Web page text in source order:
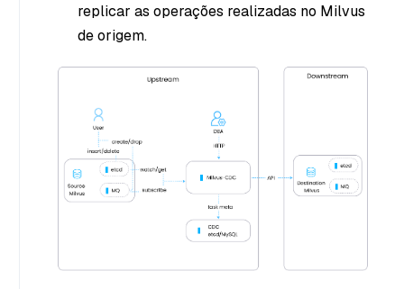
replicar as operações realizadas no Milvus
de origem.